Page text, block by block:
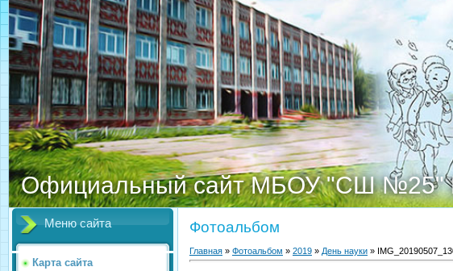
Официальный сайт МБОУ "СШ №25"
Меню сайта
Карта сайта
Фотоальбом
Главная » Фотоальбом » 2019 » День науки »